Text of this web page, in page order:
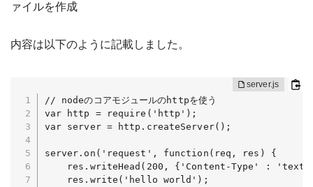
ァイルを作成
内容は以下のように記載しました。
// nodeのコアモジュールのhttpを使う
var http = require('http');
var server = http.createServer();
server.on('request', function(req, res) {
res.writeHead(200, {'Content-Type' :
    res.write('hello world');